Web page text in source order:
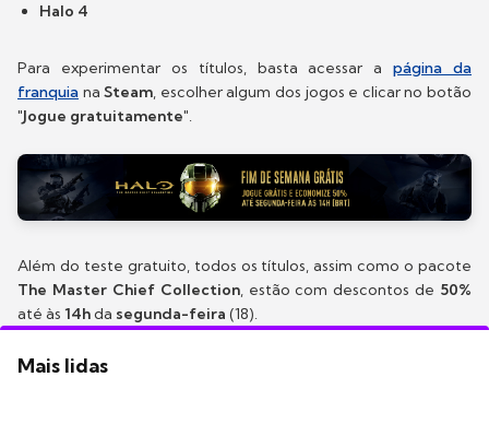
Halo 4
Para experimentar os títulos, basta acessar apágina da
franquia naSteam, escolher algum dos jogos e clicar no botão
"Jogue gratuitamente".
Além do teste gratuito, todos os títulos, assim como o pacote
The Master Chief Collection, estão com descontos de 50%
até às 14hda segunda-feira (18).
Mais lidas